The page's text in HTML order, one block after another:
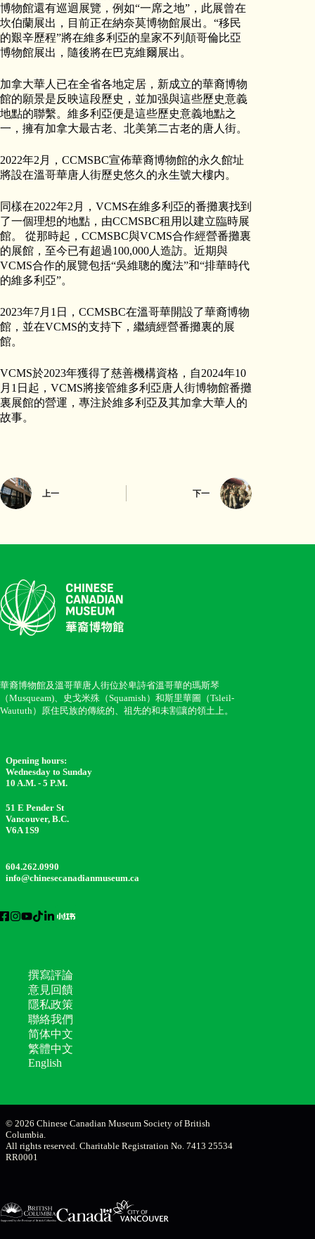
博物館還有巡迴展覽，例如“一席之地”，此展曾在
坎伯蘭展出，目前正在納奈莫博物館展出。“移民
的艱辛歷程”將在維多利亞的皇家不列顛哥倫比亞
博物館展出，隨後將在巴克維爾展出。
加拿大華人已在全省各地定居，新成立的華裔博物
館的願景是反映這段歷史，並加强與這些歷史意義
地點的聯繫。維多利亞便是這些歷史意義地點之
一，擁有加拿大最古老、北美第二古老的唐人街。
2022年2月，CCMSBC宣佈華裔博物館的永久館址
將設在溫哥華唐人街歷史悠久的永生號大樓内。
同樣在2022年2月，VCMS在維多利亞的番攤裏找到
了一個理想的地點，由CCMSBC租用以建立臨時展
館。 從那時起，CCMSBC與VCMS合作經營番攤裏
的展館，至今已有超過100,000人造訪。近期與
VCMS合作的展覽包括“吳維聰的魔法”和“排華時代
的維多利亞”。
2023年7月1日，CCMSBC在溫哥華開設了華裔博物
館，並在VCMS的支持下，繼續經營番攤裏的展
館。
VCMS於2023年獲得了慈善機構資格，自2024年10
月1日起，VCMS將接管維多利亞唐人街博物館番攤
裏展館的營運，專注於維多利亞及其加拿大華人的
故事。
上一 下一
華裔博物館及溫哥華唐人街位於卑詩省溫哥華的瑪斯琴
（Musqueam)、史戈米殊（Squamish）和斯里華圖（Tsleil-
Waututh）原住民族的傳統的、祖先的和未割讓的領土上。
Opening hours:
Wednesday to Sunday
10 A.M. - 5 P.M.
51 E Pender St
Vancouver, B.C.
V6A 1S9
604.262.0990
info@chinesecanadianmuseum.ca
撰寫評論
意見回饋
隱私政策
聯絡我們
简体中文
繁體中文
English
© 2026 Chinese Canadian Museum Society of British
Columbia.
All rights reserved. Charitable Registration No. 7413 25534
RR0001